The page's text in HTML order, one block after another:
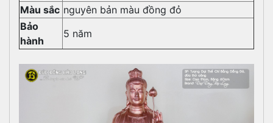
Màu sắc nguyên bản màu đồng đỏ
Bảo
hành
5 năm